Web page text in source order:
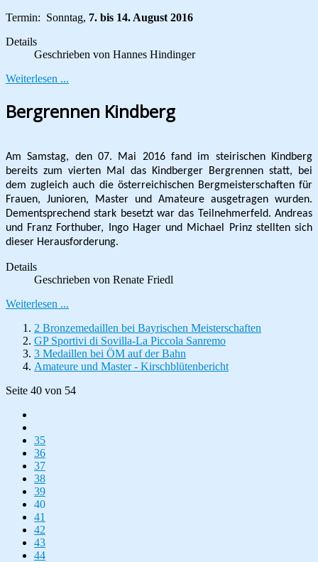
Termin: Sonntag, 7. bis 14. August 2016
Details
Geschrieben von Hannes Hindinger
Weiterlesen ...
Bergrennen Kindberg
Am Samstag, den 07. Mai 2016 fand im steirischen Kindberg
bereits zum vierten Mal das Kindberger Bergrennen statt, bei
dem zugleich auch die österreichischen Bergmeisterschaften für
Frauen, Junioren, Master und Amateure ausgetragen wurden.
Dementsprechend stark besetzt war das Teilnehmerfeld. Andreas
und Franz Forthuber, Ingo Hager und Michael Prinz stellten sich
dieser Herausforderung.
Details
Geschrieben von Renate Friedl
Weiterlesen ...
2 Bronzemedaillen bei Bayrischen Meisterschaften
GP Sportivi di Sovilla-La Piccola Sanremo
3 Medaillen bei ÖM auf der Bahn
Amateure und Master - Kirschblütenbericht
Seite 40 von 54
35
36
37
38
39
40
41
42
43
44